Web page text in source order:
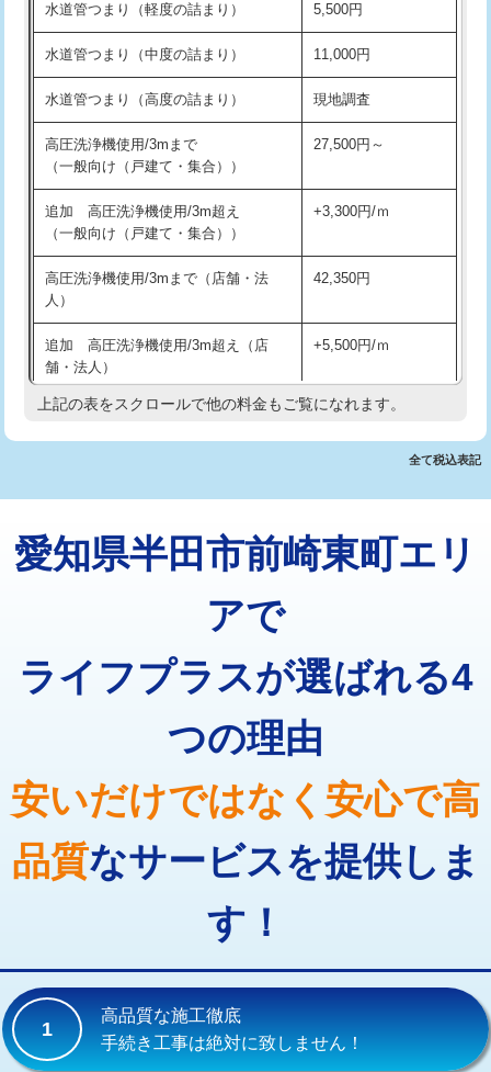
洗面台設置 38,500円
化粧台設置 22,000円
追加人工 16,500円
廃棄・処分 現場見積
※給水管工事は20mmまでの価格です。
交換・取付(排水栓・排水トラップ
22,000円+材料費
持込商品取付（混合水栓）
持込商品取付（浄水器・分岐水栓） 16,500円
業）
排水管工事（追加 排水管工事/3ｍ超
え）
マス交換（土の掘削・埋め戻し作業） 11,000円~
マス交換（深さ50㎝以上） 66,000円
コンクリート斫り（厚さ10㎝超え）
モルタル補修（厚さ10㎝まで） 27,500円
16,500円
廃棄・処分 現場見積
水道管つまり（軽度の詰まり） 5,500円
水道管つまり（中度の詰まり） 11,000円
水道管つまり（高度の詰まり） 現地調査
高圧洗浄機使用/3mまで
（一般向け（戸建て・集合））
27,500円～
追加 高圧洗浄機使用/3m超え
（一般向け（戸建て・集合））
+3,300円/ｍ
高圧洗浄機使用/3mまで（店舗・法
人）
42,350円
追加 高圧洗浄機使用/3m超え（店
舗・法人）
+5,500円/ｍ
高度高圧洗浄換 現地調査
トーラー機使用/3mまで 33,000円
追加トーラー機使用/3m超え +3,300円
止水・漏水調査・防水処理・清掃・修
11,000円
止水・漏水調査・防水処理・清掃・修
22,000円
止水・漏水調査・防水処理・清掃・修
理・調整・分解・加工など（重作業）
33,000円
その他部品の脱着 8,800円～
交換・取付(単水栓（壁付・デッキ
式）)
13,200円+材料費
交換・取付(混合水栓（壁付・デッキ
式・ワンホール）)
16,500円+材料費
上記の表をスクロールで他の料金もご覧になれます。
全て税込表記
愛知県半田市前崎東町エリ
アで
ライフプラスが選ばれる4
つの理由
安いだけではなく安心で高
品質なサービスを提供しま
す！
1
高品質な施工徹底
手続き工事は絶対に致しません！